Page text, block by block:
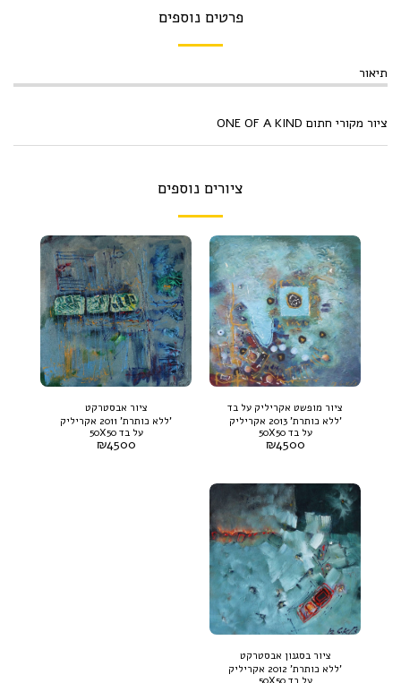
פרטים נוספים
תיאור
ציור מקורי חתום ONE OF A KIND
ציורים נוספים
ציור מופשט אקריליק על בד
'ללא כותרת' 2013 אקריליק
על בד 50X50
₪4500
ציור אבסטרקט
'ללא כותרת' 2011 אקריליק
על בד 50X50
₪4500
ציור בסגנון אבסטרקט
'ללא כותרת' 2012 אקריליק